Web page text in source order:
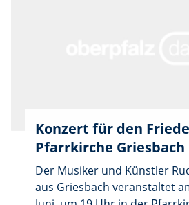
Konzert für den
Pfarrkirche Griesbach
Der Musiker und Künstler
aus Griesbach veranstaltet